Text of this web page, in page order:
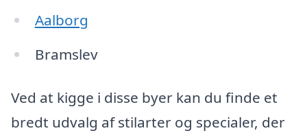
Aalborg
Bramslev
Ved at kigge i disse byer kan du finde et
bredt udvalg af stilarter og specialer, der